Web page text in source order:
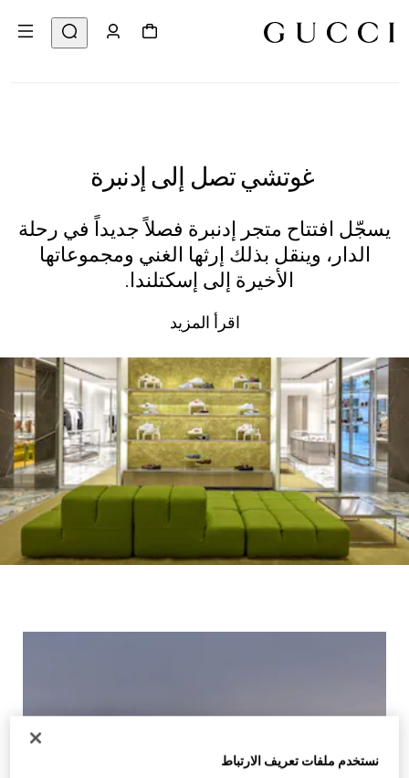
غوتشي تصل إلى إدنبرة
يسجّل افتتاح متجر إدنبرة فصلاً جديداً في رحلة
الدار، وينقل بذلك إرثها الغني ومجموعاتها
الأخيرة إلى إسكتلندا.
اقرأ المزيد
نستخدم ملفات تعريف الارتباط